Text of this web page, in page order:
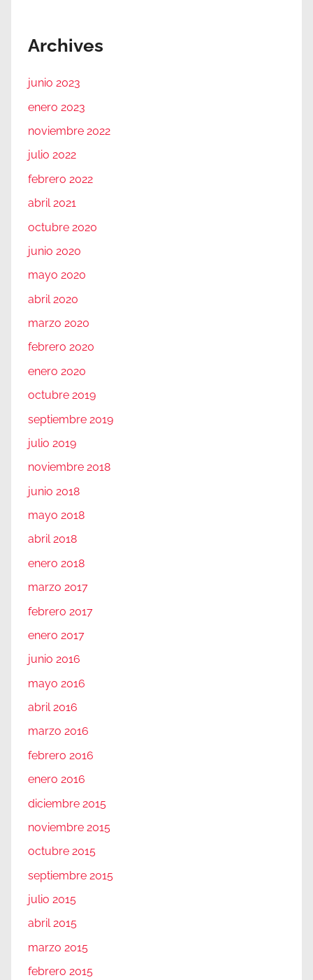
Archives
junio 2023
enero 2023
noviembre 2022
julio 2022
febrero 2022
abril 2021
octubre 2020
junio 2020
mayo 2020
abril 2020
marzo 2020
febrero 2020
enero 2020
octubre 2019
septiembre 2019
julio 2019
noviembre 2018
junio 2018
mayo 2018
abril 2018
enero 2018
marzo 2017
febrero 2017
enero 2017
junio 2016
mayo 2016
abril 2016
marzo 2016
febrero 2016
enero 2016
diciembre 2015
noviembre 2015
octubre 2015
septiembre 2015
julio 2015
abril 2015
marzo 2015
febrero 2015